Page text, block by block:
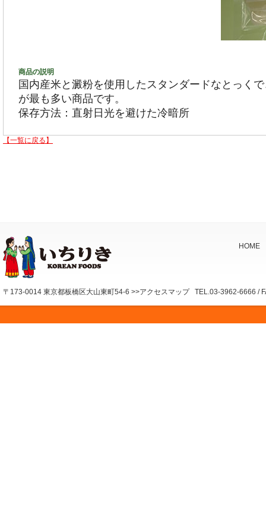
商品の説明
国内産米と澱粉を使用したスタンダードなとっく
が最も多い商品です。
保存方法：直射日光を避けた冷暗所
【一覧に戻る】
HOME
〒173-0014 東京都板橋区大山東町54-6 >>アクセスマップ TEL.03-3962-6666 /